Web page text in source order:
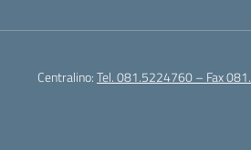
Centralino:Tel. 081.5224760 – Fax